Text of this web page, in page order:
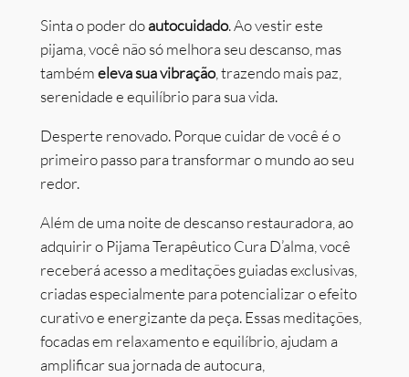
Sinta o poder doautocuidado. Ao vestir este
pijama, você não só melhora seu descanso, mas
tambémeleva sua vibração, trazendo mais paz,
serenidade e equilíbrio para sua vida.
Desperte renovado. Porque cuidar de você é o
primeiro passo para transformar o mundo ao seu
redor.
Além de uma noite de descanso restauradora, ao
adquirir o Pijama Terapêutico Cura D’alma, você
receberá acesso a meditações guiadas exclusivas,
criadas especialmente para potencializar o efeito
curativo e energizante da peça. Essas meditações,
focadas em relaxamento e equilíbrio, ajudam a
amplificar sua jornada de autocura,